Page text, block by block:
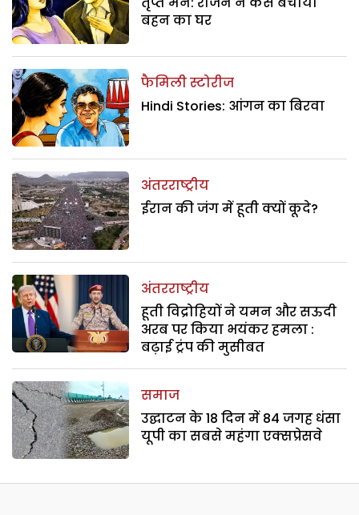
बहन का घर
फैमिली स्टोरीज
Hindi Stories: आंगन का बिरवा
अंतरराष्ट्रीय
ईरान की जंग में हूती क्यों कूदे?
अंतरराष्ट्रीय
हूती विद्रोहियों ने यमन और सऊदी
अरब पर किया भयंकर हमला :
बढ़ाई ट्रंप की मुसीबत
समाज
उद्घाटन के 18 दिन में 84 जगह धंसा
यूपी का सबसे महंगा एक्सप्रेसवे